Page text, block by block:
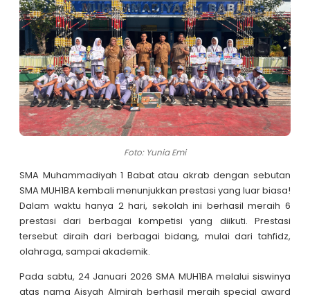
Foto: Yunia Emi
SMA Muhammadiyah 1 Babat atau akrab dengan sebutan
SMA MUH1BA kembali menunjukkan prestasi yang luar biasa!
Dalam waktu hanya 2 hari, sekolah ini berhasil meraih 6
prestasi dari berbagai kompetisi yang diikuti. Prestasi
tersebut diraih dari berbagai bidang, mulai dari tahfidz,
olahraga, sampai akademik.
Pada sabtu, 24 Januari 2026 SMA MUH1BA melalui siswinya
atas nama Aisyah Almirah berhasil meraih special award